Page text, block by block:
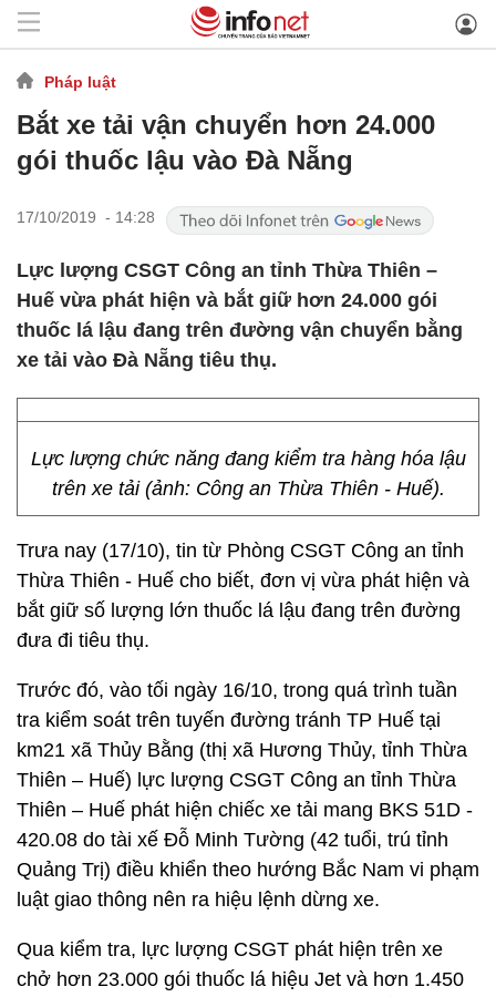
Pháp luật
Bắt xe tải vận chuyển hơn 24.000
gói thuốc lậu vào Đà Nẵng
17/10/2019 - 14:28
Lực lượng CSGT Công an tỉnh Thừa Thiên –
Huế vừa phát hiện và bắt giữ hơn 24.000 gói
thuốc lá lậu đang trên đường vận chuyển bằng
xe tải vào Đà Nẵng tiêu thụ.
Lực lượng chức năng đang kiểm tra hàng hóa lậu
trên xe tải (ảnh: Công an Thừa Thiên - Huế).
Trưa nay (17/10), tin từ Phòng CSGT Công an tỉnh
Thừa Thiên - Huế cho biết, đơn vị vừa phát hiện và
bắt giữ số lượng lớn thuốc lá lậu đang trên đường
đưa đi tiêu thụ.
Trước đó, vào tối ngày 16/10, trong quá trình tuần
tra kiểm soát trên tuyến đường tránh TP Huế tại
km21 xã Thủy Bằng (thị xã Hương Thủy, tỉnh Thừa
Thiên – Huế) lực lượng CSGT Công an tỉnh Thừa
Thiên – Huế phát hiện chiếc xe tải mang BKS 51D -
420.08 do tài xế Đỗ Minh Tường (42 tuổi, trú tỉnh
Quảng Trị) điều khiển theo hướng Bắc Nam vi phạm
luật giao thông nên ra hiệu lệnh dừng xe.
Qua kiểm tra, lực lượng CSGT phát hiện trên xe
chở hơn 23.000 gói thuốc lá hiệu Jet và hơn 1.450